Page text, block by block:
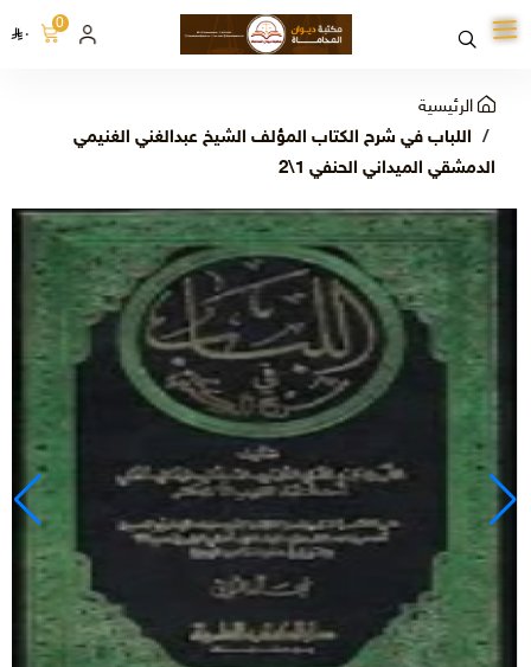
0
٠
الرئيسية
اللباب في شرح الكتاب المؤلف الشيخ عبدالغني الغنيمي
الدمشقي الميداني الحنفي 1\2